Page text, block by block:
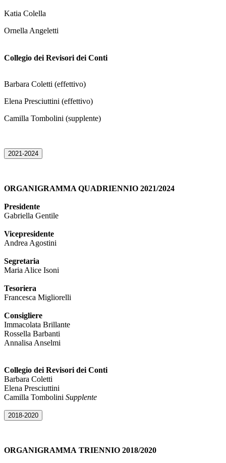
Katia Colella
Ornella Angeletti
Collegio dei Revisori dei Conti
Barbara Coletti (effettivo)
Elena Presciuttini (effettivo)
Camilla Tombolini (supplente)
2021-2024
ORGANIGRAMMA QUADRIENNIO 2021/2024
Presidente
Gabriella Gentile
Vicepresidente
Andrea Agostini
Segretaria
Maria Alice Isoni
Tesoriera
Francesca Migliorelli
Consigliere
Immacolata Brillante
Rossella Barbanti
Annalisa Anselmi
Collegio dei Revisori dei Conti
Barbara Coletti
Elena Presciuttini
Camilla Tombolini Supplente
2018-2020
ORGANIGRAMMA TRIENNIO 2018/2020